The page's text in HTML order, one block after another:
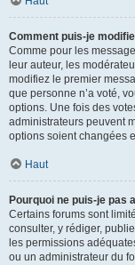
Comment puis-je
Comme pour les
leur auteur, les
modifiez le premier
que personne n’a voté,
options. Une fois des
administrateurs peuvent
options soient changées
Haut
Pourquoi ne puis-je pas
Certains forums sont
consulter, y rédiger,
les permissions
ou un administrateur du